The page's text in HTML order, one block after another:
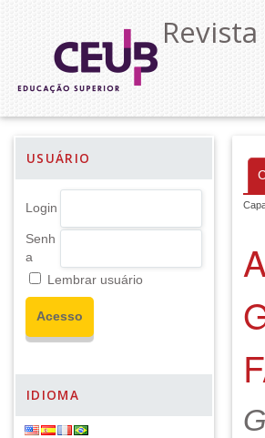
USUÁRIO
Login
Senh
a
Lembrar usuário
IDIOMA